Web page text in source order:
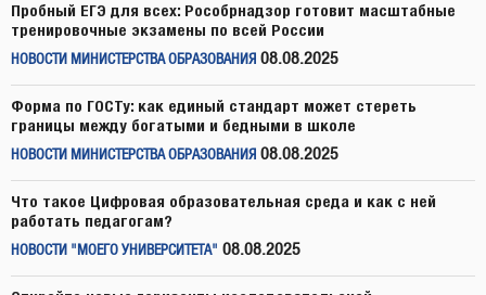
Пробный ЕГЭ для всех: Рособрнадзор готовит масштабные
тренировочные экзамены по всей России
НОВОСТИ МИНИСТЕРСТВА ОБРАЗОВАНИЯ 08.08.2025
Форма по ГОСТу: как единый стандарт может стереть
границы между богатыми и бедными в школе
НОВОСТИ МИНИСТЕРСТВА ОБРАЗОВАНИЯ 08.08.2025
Что такое Цифровая образовательная среда и как с ней
работать педагогам?
НОВОСТИ "МОЕГО УНИВЕРСИТЕТА" 08.08.2025